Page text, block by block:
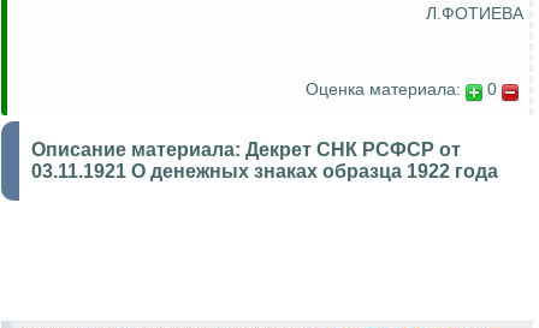
Л.ФОТИЕВА
Оценка материала: 0
Описание материала: Декрет СНК РСФСР от
03.11.1921 О денежных знаках образца 1922 года